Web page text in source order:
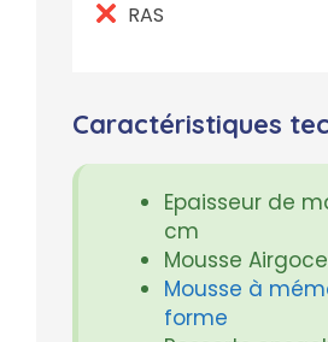
RAS
Caractéristiques
Epaisseur de
cm
Mousse
Mousse à
forme